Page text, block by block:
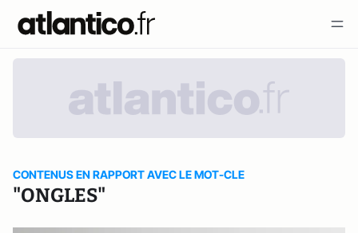
CONTENUS EN RAPPORT AVEC LE MOT-CLE
"ONGLES"